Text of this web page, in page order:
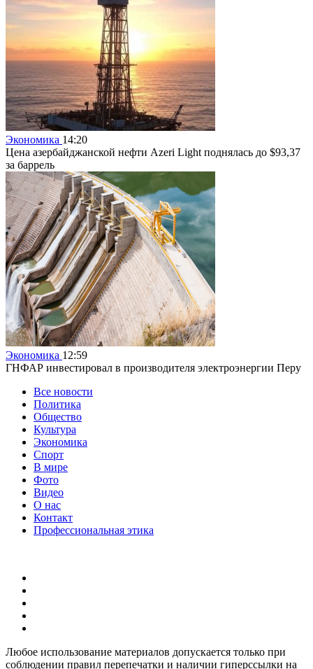
Экономика 14:20
Цена азербайджанской нефти Azeri Light поднялась до $93,37
за баррель
Экономика 12:59
ГНФАР инвестировал в производителя электроэнергии Перу
Все новости
Политика
Общество
Культура
Экономика
Спорт
В мире
Фото
Видео
О нас
Контакт
Профессиональная этика
Любое использование материалов допускается только при
соблюдении правил перепечатки и наличии гиперссылки на